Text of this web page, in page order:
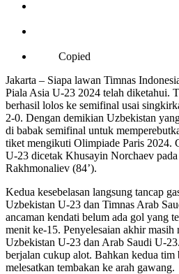
Copied
Jakarta – Siapa lawan Timnas
Piala Asia U-23 2024 telah diketahui.
berhasil lolos ke semifinal usai
2-0. Dengan demikian Uzbekistan
di babak semifinal untuk
tiket mengikuti Olimpiade Paris 2024.
U-23 dicetak Khusayin Norchaev
Rakhmonaliev (84’).
Kedua kesebelasan langsung tancap
Uzbekistan U-23 dan Timnas Arab
ancaman kendati belum ada gol yang
menit ke-15. Penyelesaian akhir masih
Uzbekistan U-23 dan Arab Saudi U-
berjalan cukup alot. Bahkan kedua tim
melesatkan tembakan ke arah gawang.